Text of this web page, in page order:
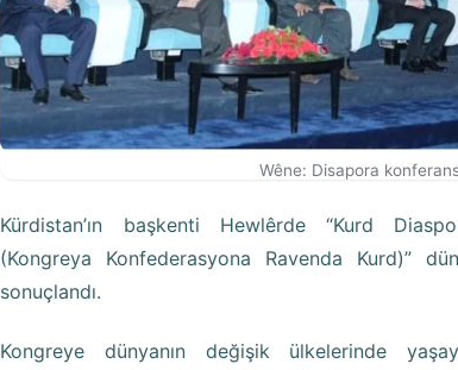
Wêne: Disapora
Kürdistan’ın başkenti Hewlêrde “Kurd
(Kongreya Konfederasyona Ravenda Kurd)”
sonuçlandı.
Kongreye dünyanın değişik ülkelerinde